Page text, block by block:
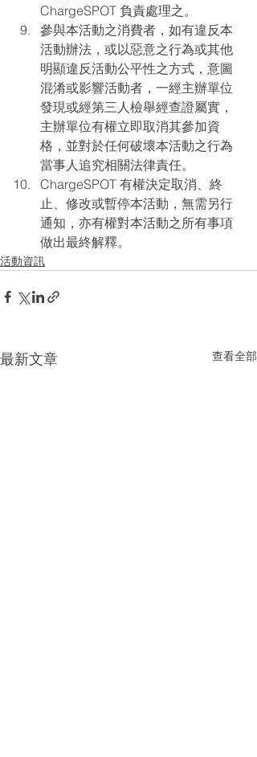
ChargeSPOT 負責處理之。
參與本活動之消費者，如有違反本
活動辦法，或以惡意之行為或其他
明顯違反活動公平性之方式，意圖
混淆或影響活動者，一經主辦單位
發現或經第三人檢舉經查證屬實，
主辦單位有權立即取消其參加資
格，並對於任何破壞本活動之行為
當事人追究相關法律責任。
ChargeSPOT 有權決定取消、終
止、修改或暫停本活動，無需另行
通知，亦有權對本活動之所有事項
做出最終解釋。
活動資訊
最新文章 查看全部